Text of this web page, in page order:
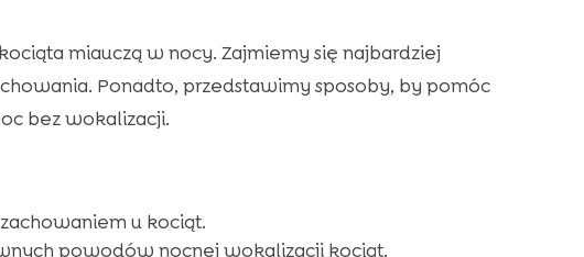
miauczą w nocy. Zajmiemy się najbardziej
Ponadto, przedstawimy sposoby, by pomóc
bez wokalizacji.
u kociąt.
powodów nocnej wokalizacji kociąt.